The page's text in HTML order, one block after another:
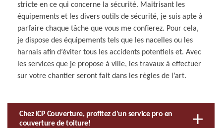
stricte en ce qui concerne la sécurité. Maitrisant les
équipements et les divers outils de sécurité, je suis apte à
parfaire chaque tâche que vous me confierez. Pour cela,
je dispose des équipements tels que les nacelles ou les
harnais afin d’éviter tous les accidents potentiels et. Avec
les services que je propose à ville, les travaux à effectuer
sur votre chantier seront fait dans les règles de l’art.
Chez ICP Couverture, profitez d'un service pro en
couverture de toiture!